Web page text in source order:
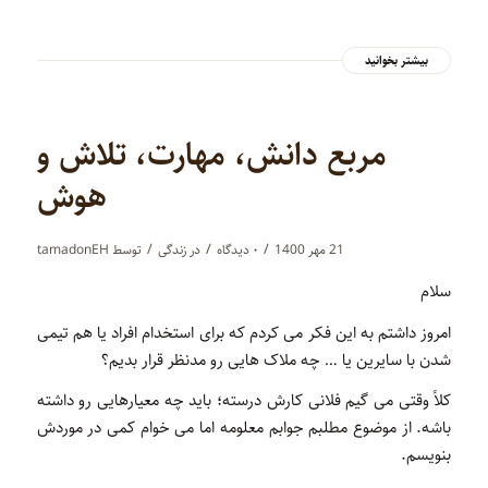
بیشتر بخوانید
مربع دانش، مهارت، تلاش و
هوش
21 مهر 1400 / ۰ دیدگاه‌ / درزندگی / توسط tamadonEH
سلام
امروز داشتم به این فکر می کردم که برای استخدام افراد یا هم تیمی
شدن با سایرین یا … چه ملاک هایی رو مدنظر قرار بدیم؟
کلاً وقتی می گیم فلانی کارش درسته؛ باید چه معیارهایی رو داشته
باشه. از موضوع مطلبم جوابم معلومه اما می خوام کمی در موردش
بنویسم.